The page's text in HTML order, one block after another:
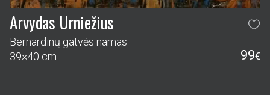
Arvydas Urniežius
Bernardinų gatvės namas
39×40 cm
99€